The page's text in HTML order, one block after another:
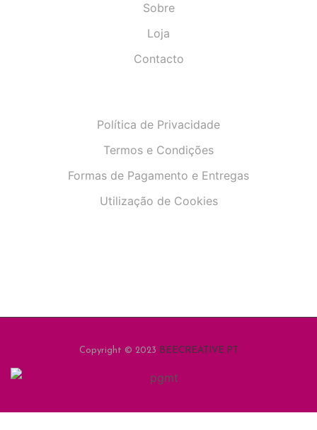
Sobre
Loja
Contacto
Política de Privacidade
Termos e Condições
Formas de Pagamento e Entregas
Utilização de Cookies
Copyright © 2023 BEECREATIVE.PT